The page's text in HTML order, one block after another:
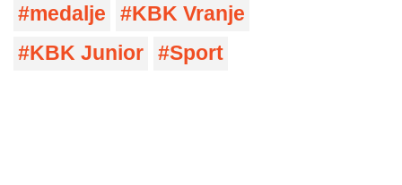
medalje
KBK Vranje
KBK Junior
Sport